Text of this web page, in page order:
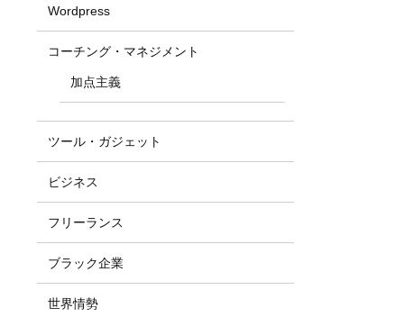
Wordpress
コーチング・マネジメント
加点主義
ツール・ガジェット
ビジネス
フリーランス
ブラック企業
世界情勢